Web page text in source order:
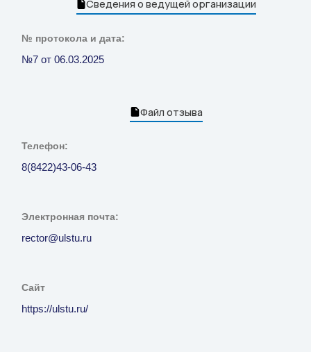
Сведения о ведущей организации
№ протокола и дата:
№7 от 06.03.2025
Файл отзыва
Телефон:
8(8422)43-06-43
Электронная почта:
rector@ulstu.ru
Сайт
https://ulstu.ru/